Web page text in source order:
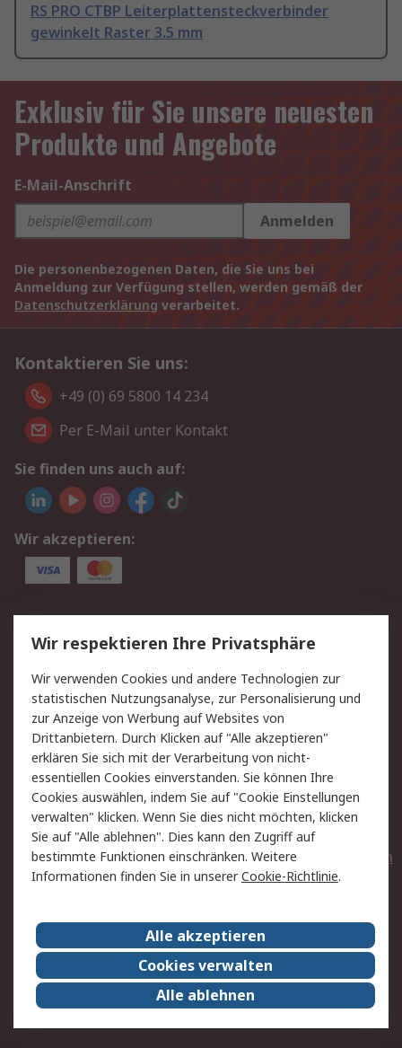
RS PRO CTBP Leiterplattensteckverbinder
gewinkelt Raster 3.5 mm
Exklusiv für Sie unsere neuesten
Produkte und Angebote
E-Mail-Anschrift
Anmelden
Die personenbezogenen Daten, die Sie uns bei
Anmeldung zur Verfügung stellen, werden gemäß der
Datenschutzerklärung verarbeitet.
Kontaktieren Sie uns:
+49 (0) 69 5800 14 234
Per E-Mail unter Kontakt
Sie finden uns auch auf:
Wir akzeptieren:
Service
Value Added Services
Lieferlösungen
Rücksendungen
Kontakt
Hilfe
Privatkunden
Rechtliches
AGB
Datenschutz
Cookie-Richtlinie
Zahlungsbedingungen
Copyright/Impressum
Entsorgung
Elektrogeräte/Batterien
RS weltweit
Karriere bei RS
Nachhaltigkeit
Qualität/Umwelt/ZertifikatePresse-Center
Event-Center
Wir respektieren Ihre Privatsphäre
Wir verwenden Cookies und andere Technologien zur
statistischen Nutzungsanalyse, zur Personalisierung und
zur Anzeige von Werbung auf Websites von
Drittanbietern. Durch Klicken auf "Alle akzeptieren"
erklären Sie sich mit der Verarbeitung von nicht-
essentiellen Cookies einverstanden. Sie können Ihre
Cookies auswählen, indem Sie auf "Cookie Einstellungen
verwalten" klicken. Wenn Sie dies nicht möchten, klicken
Sie auf "Alle ablehnen". Dies kann den Zugriff auf
bestimmte Funktionen einschränken. Weitere
Informationen finden Sie in unsererCookie-Richtlinie.
Alle akzeptieren
Cookies verwalten
Alle ablehnen